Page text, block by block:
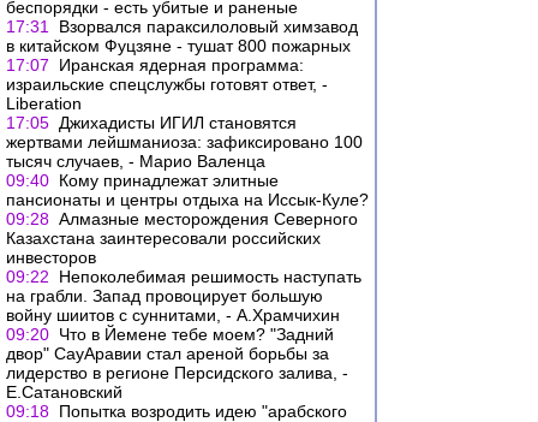
беспорядки - есть убитые и раненые
17:31
Взорвался параксилоловый химзавод
в китайском Фуцзяне - тушат 800 пожарных
17:07
Иранская ядерная программа:
израильские спецслужбы готовят ответ, -
Libеration
17:05 Джихадисты ИГИЛ становятся
жертвами лейшманиоза: зафиксировано 100
тысяч случаев, - Марио Валенца
09:40 Кому принадлежат элитные
пансионаты и центры отдыха на Иссык-Куле?
09:28 Алмазные месторождения Северного
Казахстана заинтересовали российских
инвесторов
09:22
Непоколебимая решимость наступать
на грабли. Запад провоцирует большую
войну шиитов с суннитами, - А.Храмчихин
09:20 Что в Йемене тебе моем? "Задний
двор" СауАравии стал ареной борьбы за
лидерство в регионе Персидского залива, -
Е.Сатановский
09:18 Попытка возродить идею "арабского